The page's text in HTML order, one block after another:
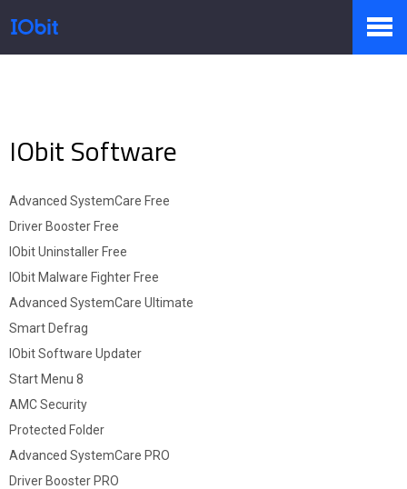
Sale
Presseraum
Support
Partner
IObit Software
Advanced SystemCare Free
Driver Booster Free
IObit Uninstaller Free
IObit Malware Fighter Free
Advanced SystemCare Ultimate
Smart Defrag
IObit Software Updater
Start Menu 8
AMC Security
Protected Folder
Advanced SystemCare PRO
Driver Booster PRO